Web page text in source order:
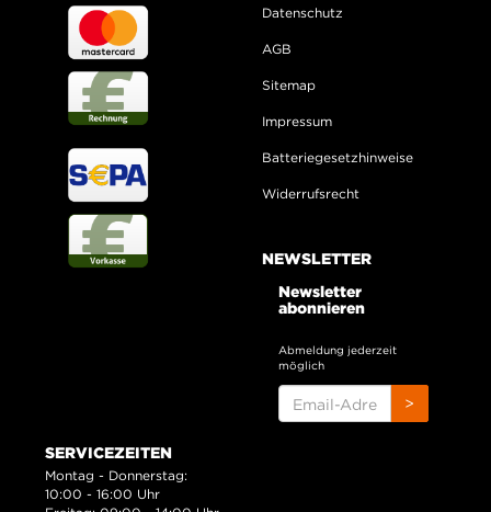
Datenschutz
AGB
Sitemap
Impressum
Batteriegesetzhinweise
Widerrufsrecht
NEWSLETTER
Newsletter
abonnieren
Abmeldung jederzeit
möglich
ADRESSE
>
SERVICEZEITEN
Montag - Donnerstag:
10:00 - 16:00 Uhr